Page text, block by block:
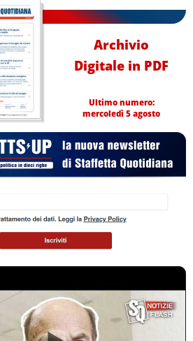
Archivio
Digitale in PDF
Ultimo numero:
mercoledì 5 agosto